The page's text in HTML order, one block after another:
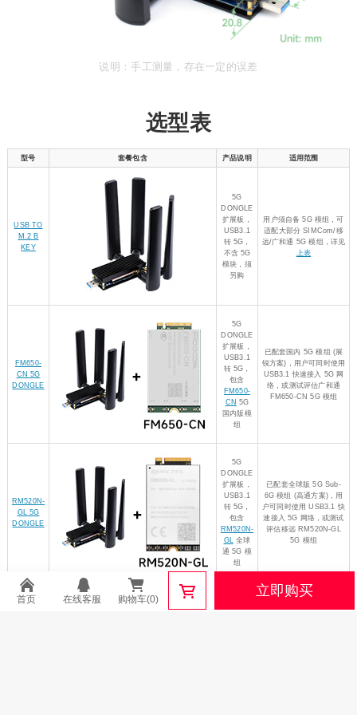
说明：手工测量，存在一定的误差
选型表
型号 套餐包含 产品说明 适用范围
USB TO
M.2 B
KEY
5G
DONGLE
扩展板，
USB3.1
转 5G，
不含 5G
模块，须
另购
用户须自备 5G 模组，可
适配大部分 SIMCom/移
远/广和通 5G 模组，详见
上表
FM650-
CN 5G
DONGLE
5G
DONGLE
扩展板，
USB3.1
转 5G，
包含
FM650-
CN 5G
国内版模
组
已配套国内 5G 模组 (展
锐方案)，用户可同时使用
USB3.1 快速接入 5G 网
络，或测试评估广和通
FM650-CN 5G 模组
RM520N-
GL 5G
DONGLE
5G
DONGLE
扩展板，
USB3.1
转 5G，
包含
RM520N-
GL
全球
通 5G 模
组
已配套全球版 5G Sub-
6G 模组 (高通方案)，用
户可同时使用 USB3.1 快
速接入 5G 网络，或测试
评估移远 RM520N-GL
5G 模组
DONGLE
首页 在线客服 购物车(0)
立即购买